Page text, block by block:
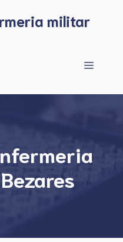
militar
Menu